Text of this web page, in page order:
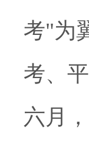
考"为
考、
六月